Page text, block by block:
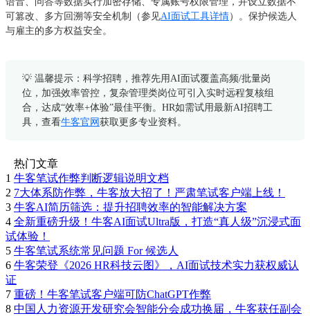
可篡改、多方回溯等安全机制（参见AI面试工具详情）。保护候选人
与雇主的多方权益安全。
💡 温馨提示：科学招聘，推荐先用AI面试覆盖高频/批量岗
位，加强效率管控，复杂管理类岗位可引入实时远程复核组
合，达成“效率+体验”最佳平衡。HR如需试用最新AI招聘工
具，查看牛客官网 获取更多专业资料。
热门文章
1 牛客笔试作弊判断逻辑说明文档
2 7大体系防作弊，牛客放大招了！严肃笔试客户端上线！
3 牛客AI简历筛选：提升招聘效率的智能解决方案
4 全新重磅升级！牛客AI面试Ultra版，打造“真人级”沉浸式面
试体验！
5 牛客笔试系统常见问题 For 候选人
6 牛客荣登《2026 HR科技云图》，AI面试技术实力获权威认
证
7 重磅！牛客笔试客户端可防ChatGPT作弊
8 中国人力资源开发研究会智能分会成功换届，牛客获任副会